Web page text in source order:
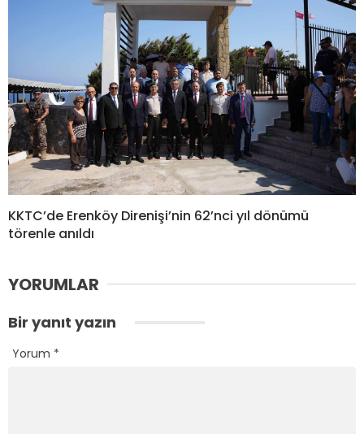
KKTC’de Erenköy Direnişi’nin 62’nci yıl dönümü
törenle anıldı
YORUMLAR
Bir yanıt yazın
Yorum *